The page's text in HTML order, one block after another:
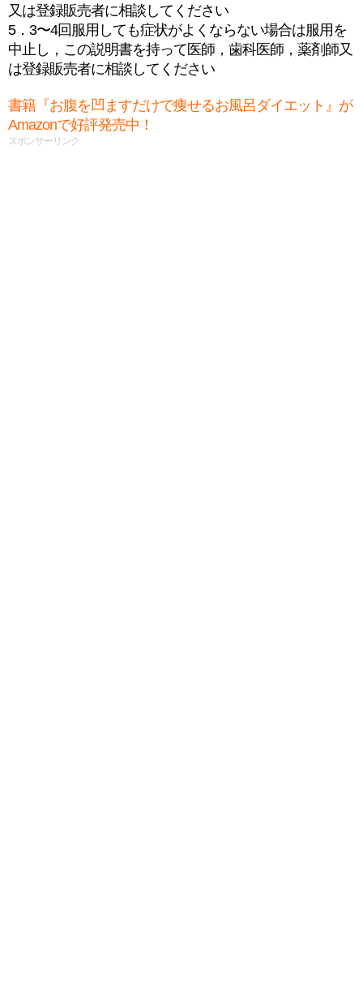
又は登録販売者に相談してください
5．3〜4回服用しても症状がよくならない場合は服用を
中止し，この説明書を持って医師，歯科医師，薬剤師又
は登録販売者に相談してください
書籍『お腹を凹ますだけで痩せるお風呂ダイエット』が
Amazonで好評発売中！
スポンサーリンク